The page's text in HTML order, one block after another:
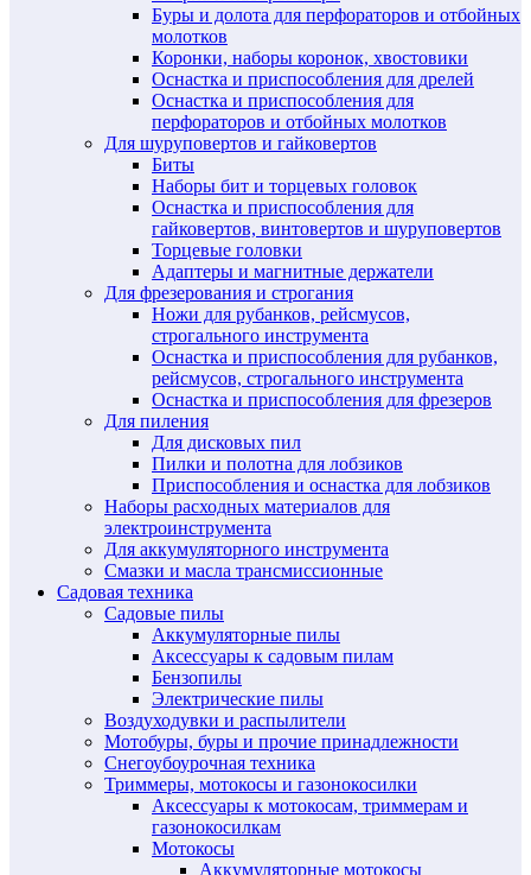
Буры и долота для перфораторов и отбойных
молотков
Коронки, наборы коронок, хвостовики
Оснастка и приспособления для дрелей
Оснастка и приспособления для
перфораторов и отбойных молотков
Для шуруповертов и гайковертов
Биты
Наборы бит и торцевых головок
Оснастка и приспособления для
гайковертов, винтовертов и шуруповертов
Торцевые головки
Адаптеры и магнитные держатели
Для фрезерования и строгания
Ножи для рубанков, рейсмусов,
строгального инструмента
Оснастка и приспособления для рубанков,
рейсмусов, строгального инструмента
Оснастка и приспособления для фрезеров
Для пиления
Для дисковых пил
Пилки и полотна для лобзиков
Приспособления и оснастка для лобзиков
Наборы расходных материалов для
электроинструмента
Для аккумуляторного инструмента
Смазки и масла трансмиссионные
Садовая техника
Садовые пилы
Аккумуляторные пилы
Аксессуары к садовым пилам
Бензопилы
Электрические пилы
Воздуходувки и распылители
Мотобуры, буры и прочие принадлежности
Снегоубоурочная техника
Триммеры, мотокосы и газонокосилки
Аксессуары к мотокосам, триммерам и
газонокосилкам
Мотокосы
Аккумуляторные мотокосы